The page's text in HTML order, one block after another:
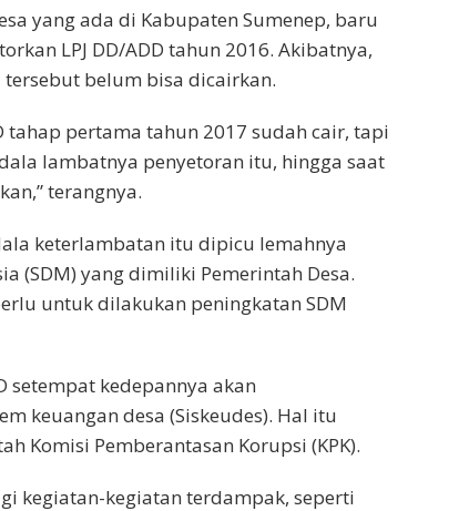
yang ada di Kabupaten Sumenep, baru
LPJ DD/ADD tahun 2016. Akibatnya,
belum bisa dicairkan.
tahap pertama tahun 2017 sudah cair, tapi
lambatnya penyetoran itu, hingga saat
terangnya.
keterlambatan itu dipicu lemahnya
(SDM) yang dimiliki Pemerintah Desa.
untuk dilakukan peningkatan SDM
setempat kedepannya akan
keuangan desa (Siskeudes). Hal itu
Komisi Pemberantasan Korupsi (KPK).
kegiatan-kegiatan terdampak, seperti